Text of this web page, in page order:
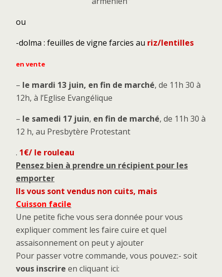
ou
-dolma : feuilles de vigne farcies au riz/lentilles
en vente
– le mardi 13 juin, en fin de marché, de 11h 30 à
12h, à l’Eglise Evangélique
– le samedi 17 juin, en fin de marché, de 11h 30 à
12 h, au Presbytère Protestant
. 1€/ le rouleau
Pensez bien à prendre un récipient pour les
emporter
Ils vous sont vendus non cuits, mais
Cuisson facile
Une petite fiche vous sera donnée pour vous
expliquer comment les faire cuire et quel
assaisonnement on peut y ajouter
Pour passer votre commande, vous pouvez:- soit
vous inscrire en cliquant ici: